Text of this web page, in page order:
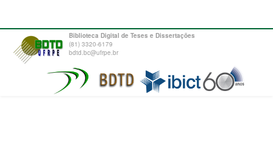
Biblioteca Digital de Teses e Dissertações
(81) 3320-6179
bdtd.bc@ufrpe.br